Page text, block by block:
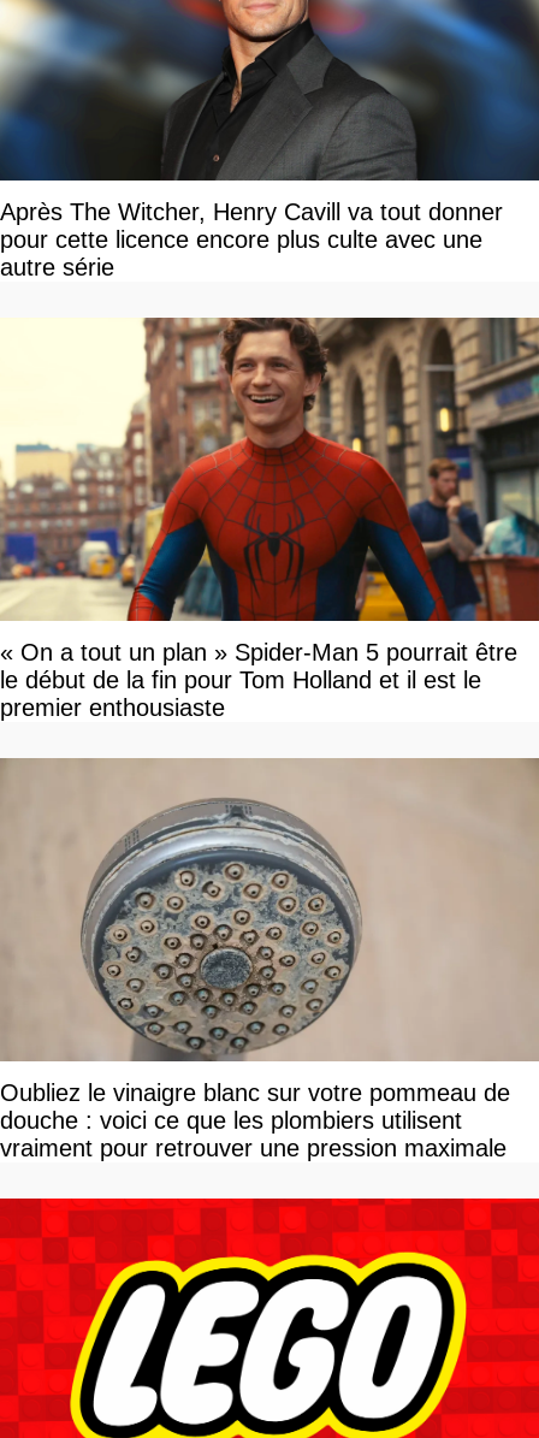
Après The Witcher, Henry Cavill va tout donner
pour cette licence encore plus culte avec une
autre série
« On a tout un plan » Spider-Man 5 pourrait être
le début de la fin pour Tom Holland et il est le
premier enthousiaste
Oubliez le vinaigre blanc sur votre pommeau de
douche : voici ce que les plombiers utilisent
vraiment pour retrouver une pression maximale